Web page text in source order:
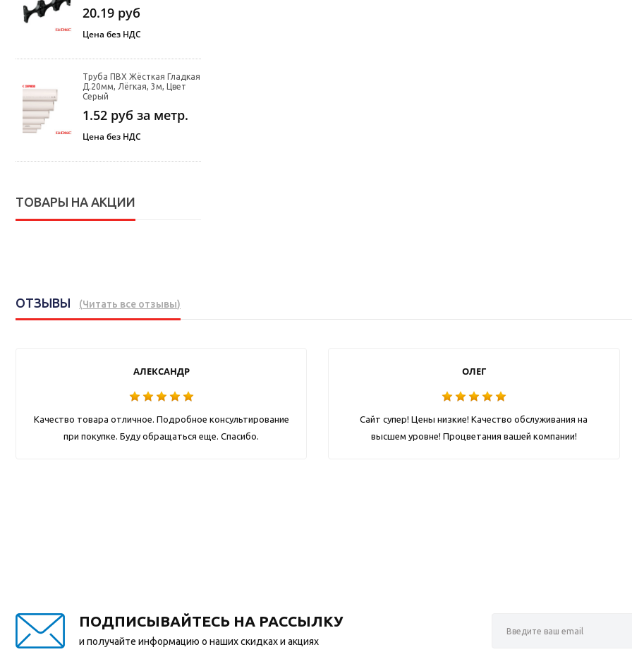
20.19 руб
Цена без НДС
Труба ПВХ Жёсткая Гладкая
Д.20мм, Лёгкая, 3м, Цвет
Серый
1.52 руб за метр.
Цена без НДС
ТОВАРЫ НА АКЦИИ
ОТЗЫВЫ (Читать все отзывы)
АЛЕКСАНДР
Качество товара отличное. Подробное консультирование
при покупке. Буду обращаться еще. Спасибо.
ОЛЕГ
Сайт супер! Цены низкие! Качество обслуживания на
высшем уровне! Процветания вашей компании!
ПОДПИСЫВАЙТЕСЬ НА РАССЫЛКУ
и получайте информацию о наших скидках и акциях